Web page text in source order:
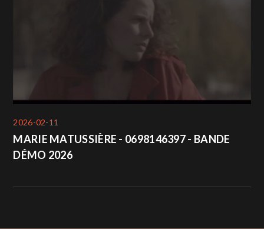
2026-02-11
MARIE MATUSSIÈRE - 0698146397 - BANDE
DÉMO 2026